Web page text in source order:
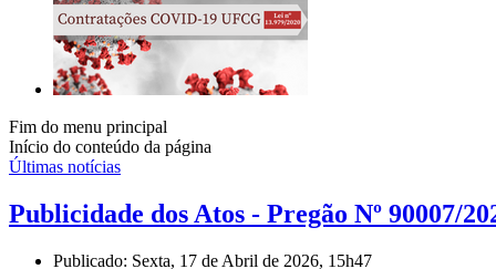
Fim do menu principal
Início do conteúdo da página
Últimas notícias
Publicidade dos Atos - Pregão Nº 90007/
Publicado: Sexta, 17 de Abril de 2026, 15h47